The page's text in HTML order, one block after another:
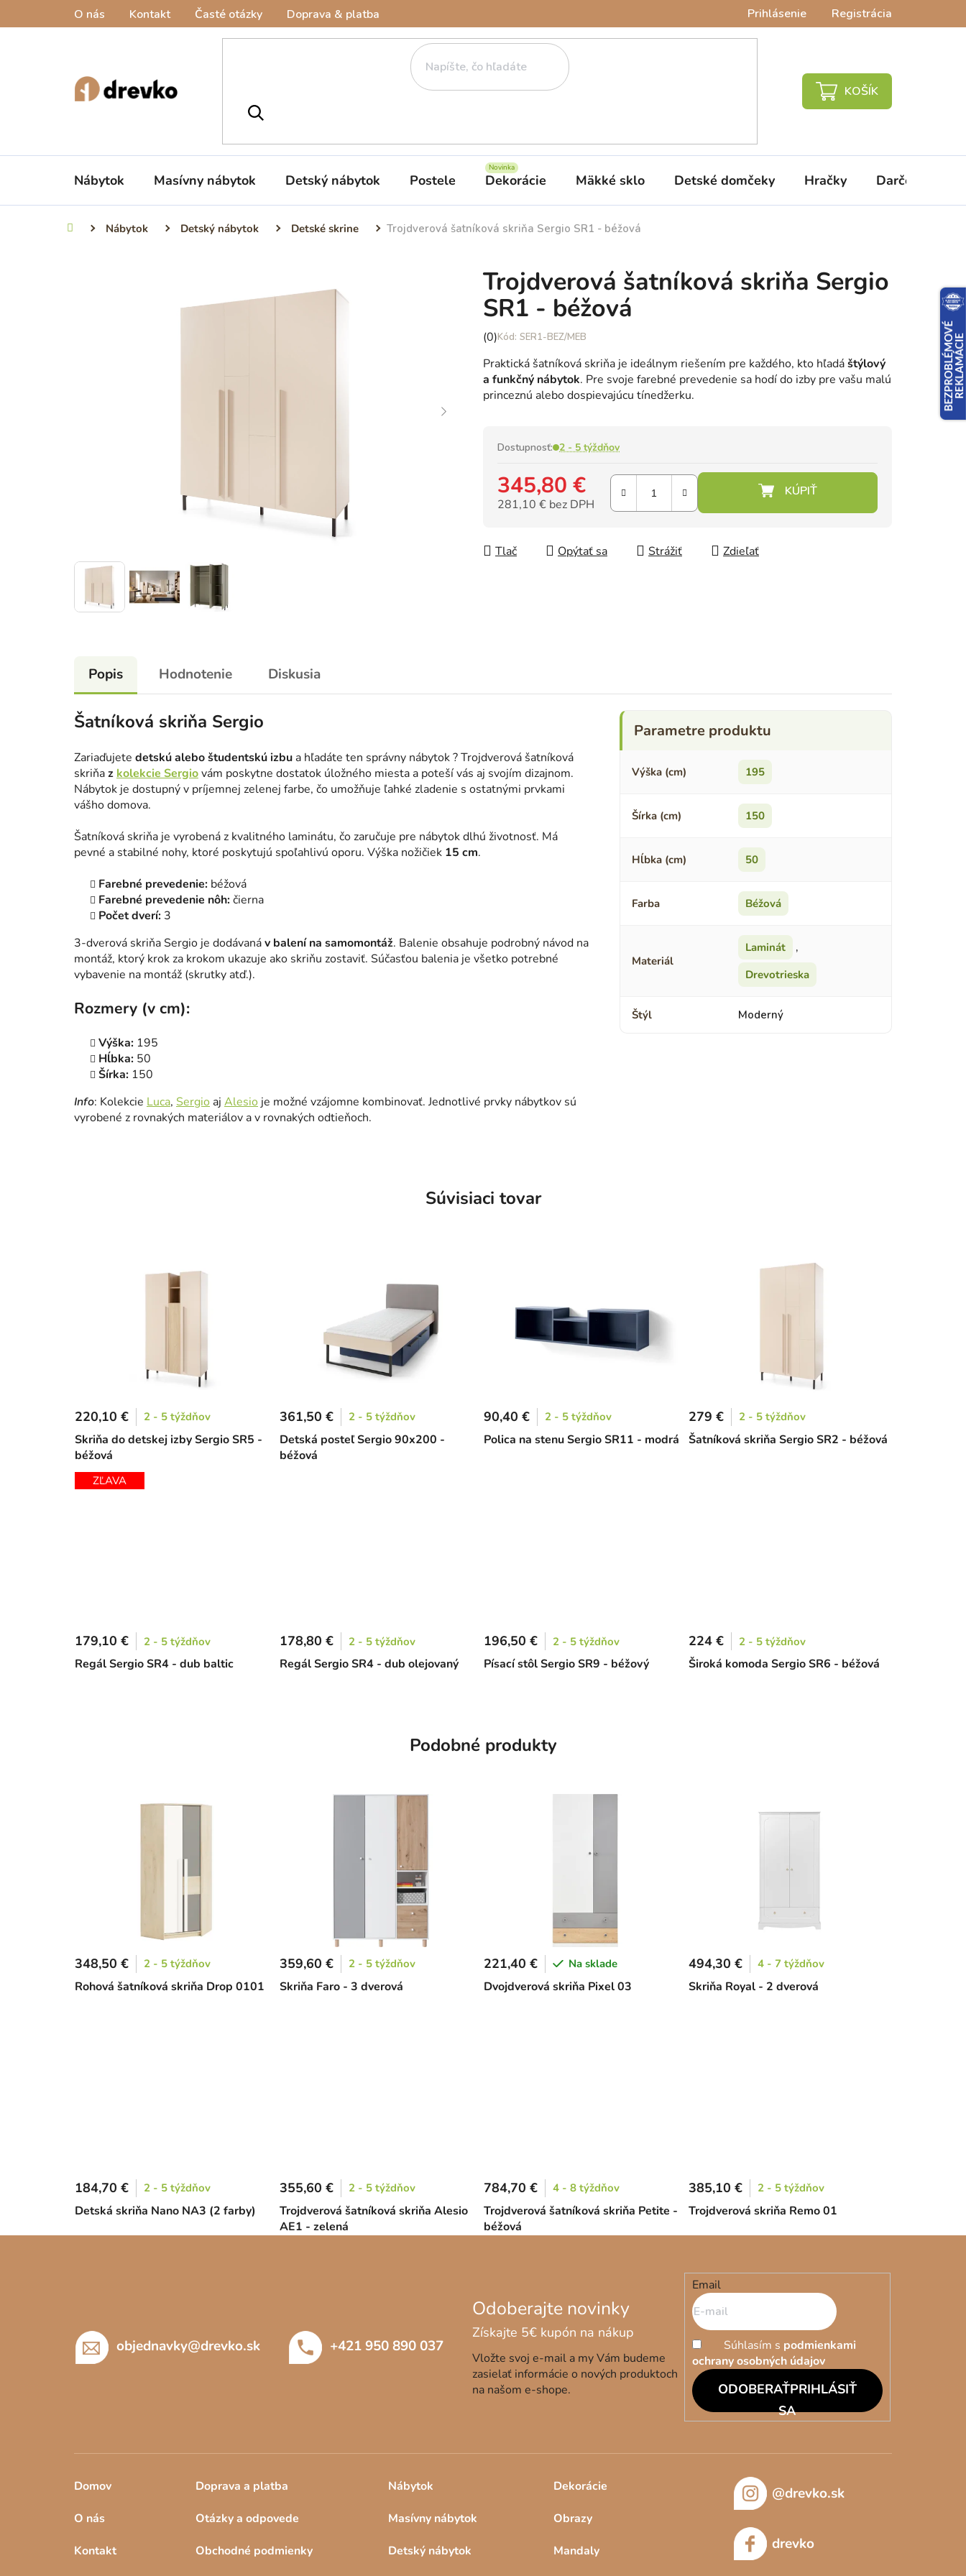
O nás Kontakt Časté otázky Doprava & platba Prihlásenie Registrácia
NÁKUPNÝ
Nábytok Masívny nábytok Detský nábytok Postele Dekorácie Mäkké sklo Detské domčeky Hračky Darčeky
Domov Nábytok Detský nábytok Detské skrine Trojdverová šatníková skriňa Sergio SR1 - béžová
Trojdverová šatníková skriňa Sergio
SR1 - béžová
Priemerné
produktu
je
0,0
hviezdičiek.
(0) SER1-BEZ/MEB
Praktická šatníková skriňa je ideálnym riešením pre každého, kto hľadáštýlový
a funkčný nábytok. Pre svoje farebné prevedenie sa hodí do izby pre vašu malú
princeznú alebo dospievajúcu tínedžerku.
Dostupnosť: 2 - 5 týždňov
345,80 €
281,10 € bez DPH
Tlač
Opýtať sa Strážiť Zdieľať
Popis Hodnotenie Diskusia
Šatníková skriňa Sergio
Zariaďujete detskú alebo študentskú izbu a hľadáte ten správny nábytok ? Trojdverová šatníková
skriňaz kolekcie Sergiovám poskytne dostatok úložného miesta a poteší vás aj svojím dizajnom.
Nábytok je dostupný v príjemnej zelenej farbe, čo umožňuje ľahké zladenie s ostatnými prvkami
vášho domova.
Šatníková skriňa je vyrobená z kvalitného laminátu, čo zaručuje pre nábytok dlhú životnosť. Má
pevné a stabilné nohy, ktoré poskytujú spoľahlivú oporu. Výška nožičiek 15 cm.
Farebné prevedenie: béžová
Farebné prevedenie nôh:čierna
Počet dverí: 3
3-dverová skriňa Sergio je dodávanáv balení na samomontáž. Balenie obsahuje podrobný návod na
montáž, ktorý krok za krokom ukazuje ako skriňu zostaviť. Súčasťou balenia je všetko potrebné
vybavenie na montáž (skrutky atď.).
Rozmery (v cm):
Výška: 195
Hĺbka: 50
Šírka: 150
Info: Kolekcie Luca, Sergio aj Alesio je možné vzájomne kombinovať. Jednotlivé prvky nábytkov sú
vyrobené z rovnakých materiálov a v rovnakých odtieňoch.
Výška (cm) 195
Šírka (cm) 150
Hĺbka (cm) 50
Farba Béžová
Materiál
Laminát
,
Drevotrieska
Štýl Moderný
Súvisiaci tovar
Skriňa do detskej izby Sergio SR5 -
béžová
220,10 € 2 - 5 týždňov
Detská posteľ Sergio 90x200 -
béžová
361,50 € 2 - 5 týždňov
Polica na stenu Sergio SR11 - modrá
90,40 € 2 - 5 týždňov
Šatníková skriňa Sergio SR2 - béžová
279 € 2 - 5 týždňov
ZĽAVA
Regál Sergio SR4 - dub baltic
179,10 € 2 - 5 týždňov
Regál Sergio SR4 - dub olejovaný
178,80 € 2 - 5 týždňov
Písací stôl Sergio SR9 - béžový
196,50 € 2 - 5 týždňov
Široká komoda Sergio SR6 - béžová
224 € 2 - 5 týždňov
Podobné produkty
Rohová šatníková skriňa Drop 0101
348,50 € 2 - 5 týždňov
Skriňa Faro - 3 dverová
359,60 € 2 - 5 týždňov
Dvojdverová skriňa Pixel 03
221,40 € Na sklade
Skriňa Royal - 2 dverová
494,30 € 4 - 7 týždňov
Detská skriňa Nano NA3 (2 farby)
184,70 € 2 - 5 týždňov
Trojdverová šatníková skriňa Alesio
AE1 - zelená
355,60 € 2 - 5 týždňov
Trojdverová šatníková skriňa Petite -
béžová
784,70 € 4 - 8 týždňov
Trojdverová skriňa Remo 01
385,10 € 2 - 5 týždňov
objednavky@drevko.sk +421 950 890 037
Vložte svoj e-mail a my Vám budeme
zasielať informácie o nových produktoch
na našom e-shope.
Email
Súhlasím s podmienkami
ochrany osobných údajov
PRIHLÁSIŤ
SA
Domov
O nás
Kontakt
Doprava a platba
Otázky a odpovede
Obchodné podmienky
Nábytok
Masívny nábytok
Detský nábytok
Dekorácie
Obrazy
Mandaly
@drevko.sk
drevko